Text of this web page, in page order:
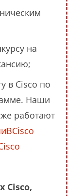
на
в Cisco по
Наши
работают
Cisco,